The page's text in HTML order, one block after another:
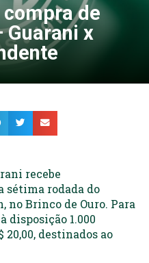
de
Guarani x
recebe
sétima rodada do
no Brinco de Ouro. Para
disposição 1.000
destinados ao